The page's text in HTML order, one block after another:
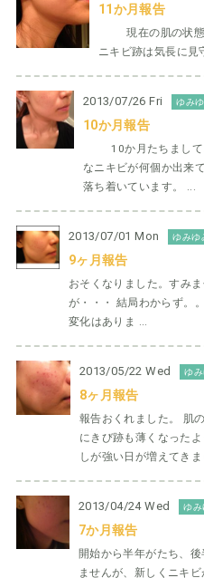
11か月報告
現在の肌の状態で
ニキビ跡は気長に見
2013/07/26 Fri ゆみ
10か月報告
10か月たちまして、
なニキビが何個か出来
落ち着いています。 ...
2013/07/01 Mon ゆみゆ
9ヶ月報告
おそくなりました。すみ
が・・・ 結局わからず。
変化はありま ...
2013/05/22 Wed ゆ
8ヶ月報告
報告おくれました。 肌
にきび跡も薄くなった
しが強い日が増えてき
2013/04/24 Wed ゆ
7か月報告
開始から半年がたち、
ませんが、新しくニキ